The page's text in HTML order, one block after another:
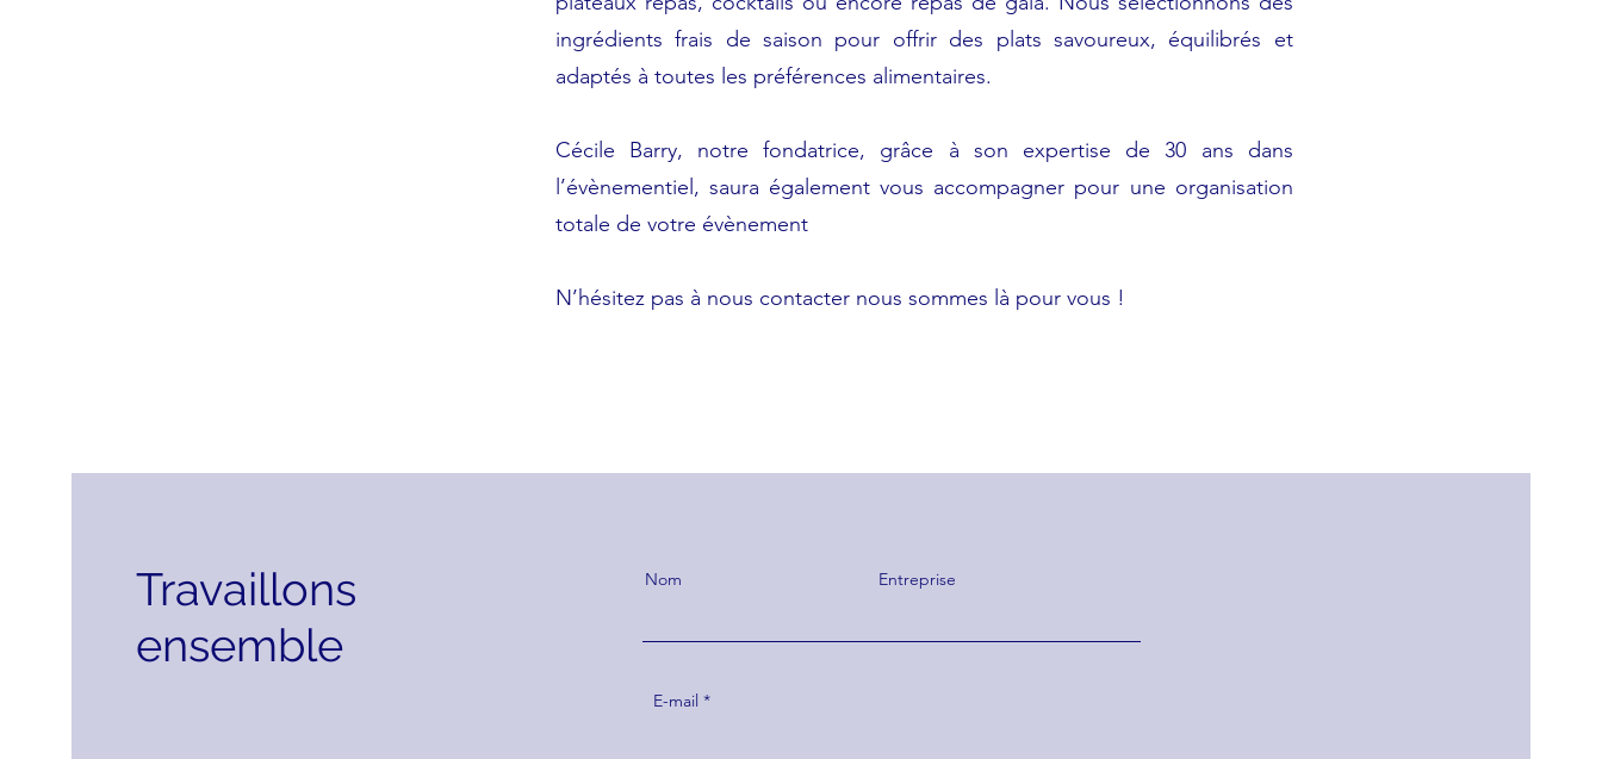
ingrédients frais de saison pour offrir des plats savoureux, équilibrés et
adaptés à toutes les préférences alimentaires.
Cécile Barry, notre fondatrice, grâce à son expertise de 30 ans dans
l’évènementiel, saura également vous accompagner pour une organisation
totale de votre évènement
N’hésitez pas à nous contacter nous sommes là pour vous !
Travaillons
ensemble
Nom Entreprise
E-mail